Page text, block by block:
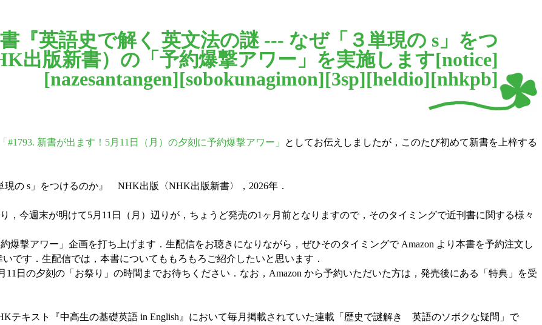
『英語史で解く 英文法の謎 --- なぜ「３単現の s」をつ
出版新書）の「予約爆撃アワー」を実施します[notice]
[nazesantangen][sobokunagimon][3sp][heldio][nhkpb]
#1793. 新書が出ます！5月11日（月）の夕刻に予約爆撃アワー」
としてお伝えしましたが，このたび初めて新書を上梓する
の s」をつけるのか』 NHK出版〈NHK出版新書〉，2026年．
今週末が明けて5月11日（月）辺りが，ちょうど発売の1ヶ月前となりますので，そのタイミングで近刊書に関する様々
爆撃アワー」企画を打ち上げます．生配信をお聴きになりながら，ぜひそのタイミングで Amazon より本書を予約注文し
です．生配信では，本書についてももろもろご紹介したいと思います．
11日の夕刻の「お祭り」の時間までお待ちください．なお，Amazon から予約いただいた方は，発売後にある「特典」を受
テキスト『中高生の基礎英語 in English』において毎月掲載されていた連載「歴史で謎解き 英語のソボクな疑問」で